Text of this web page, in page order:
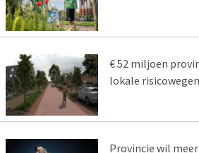
€ 52 miljoen
lokale
Provincie wil